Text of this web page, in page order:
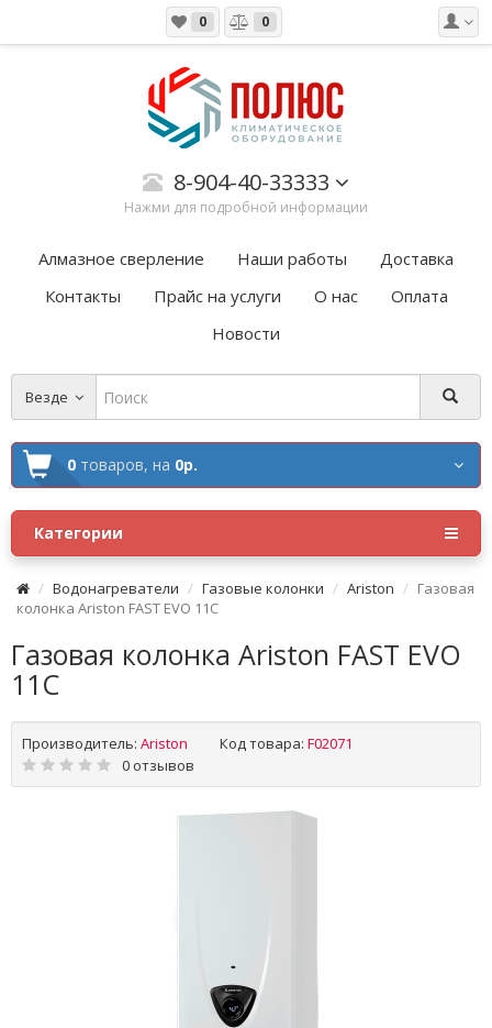
0 0
8-904-40-33333
Нажми для подробной информации
Алмазное сверление Наши работы
Доставка
Контакты
Прайс на услуги О нас
Оплата
Новости
Везде
0 товаров, на 0р.
Категории
Водонагреватели Газовые колонки Ariston
Газовая
колонка Ariston FAST EVO 11С
Газовая колонка Ariston FAST EVO
11С
Производитель: Ariston Код товара: F02071
0 отзывов